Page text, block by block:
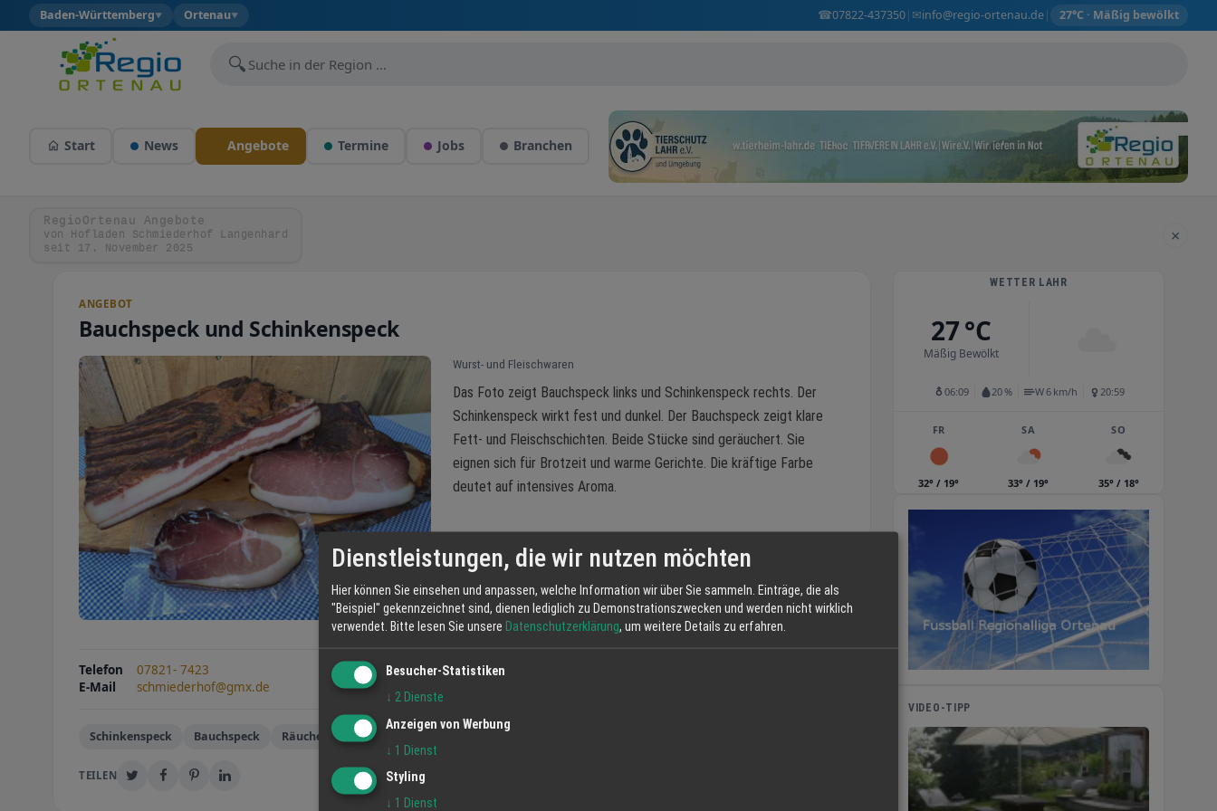
Baden-Württemberg▼ Ortenau▼ ☎07822-437350| ✉info@regio-ortenau.de| 27°C · Mäßig bewölkt
🔍
Start News Angebote Termine Jobs Branchen
RegioOrtenau Angebote
von Hofladen Schmiederhof Langenhard
seit 17. November 2025
×
ANGEBOT
Bauchspeck und Schinkenspeck
Wurst- und Fleischwaren
Das Foto zeigt Bauchspeck links und Schinkenspeck rechts. Der
Schinkenspeck wirkt fest und dunkel. Der Bauchspeck zeigt klare
Fett- und Fleischschichten. Beide Stücke sind geräuchert. Sie
eignen sich für Brotzeit und warme Gerichte. Die kräftige Farbe
deutet auf intensives Aroma.
Telefon
07821- 7423
E-Mail
schmiederhof@gmx.de
Schinkenspeck Bauchspeck Räucherspeck
TEILEN
WETTER LAHR
27 °C
Mäßig Bewölkt
06:09 20 % W 6 km/h 20:59
FR
32° / 19°
SA
33° / 19°
SO
35° / 18°
VIDEO-TIPP
Dienstleistungen, die wir nutzen möchten
Hier können Sie einsehen und anpassen, welche Information wir über Sie sammeln. Einträge, die als
"Beispiel" gekennzeichnet sind, dienen lediglich zu Demonstrationszwecken und werden nicht wirklich
verwendet. Bitte lesen Sie unsere Datenschutzerklärung, um weitere Details zu erfahren.
Besucher-Statistiken
↓ 2 Dienste
Anzeigen von Werbung
↓ 1 Dienst
Styling
↓ 1 Dienst